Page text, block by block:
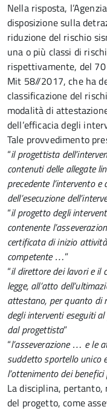
Nella risposta,
disposizione sulla
riduzione del rischio
una o più classi di
rispettivamente, del 70
Mit 58//2017, che ha
classificazione del
modalità di
dell’efficacia degli
Tale provvedimento
“il progettista
contenuti delle allegate
precedente l’intervento
dell’esecuzione
“il progetto degli
contenente
certificata di inizio
competente …”
“il direttore dei lavori e il
legge, all’atto
attestano, per quanto di
degli interventi eseguiti
dal progettista”
“l’asseverazione … e le
suddetto sportello unico
l’ottenimento dei
La disciplina,
del progetto, come